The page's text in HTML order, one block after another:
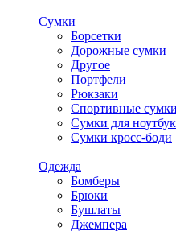
Сумки
Борсетки
Дорожные сумки
Другое
Портфели
Рюкзаки
Спортивные сумки
Сумки для
Сумки кросс-боди
Одежда
Бомберы
Брюки
Бушлаты
Джемпера